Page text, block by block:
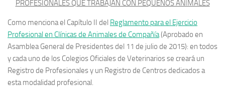
PROFESIONALES QUE TRABAJAN CON PEQUEÑOS ANIMALES
Como menciona el Capítulo II del Reglamento para el Ejercicio
Profesional en Clínicas de Animales de Compañía(Aprobado en
Asamblea General de Presidentes del 11 de julio de 2015): en todos
y cada uno de los Colegios Oficiales de Veterinarios se creará un
Registro de Profesionales y un Registro de Centros dedicados a
esta modalidad profesional.